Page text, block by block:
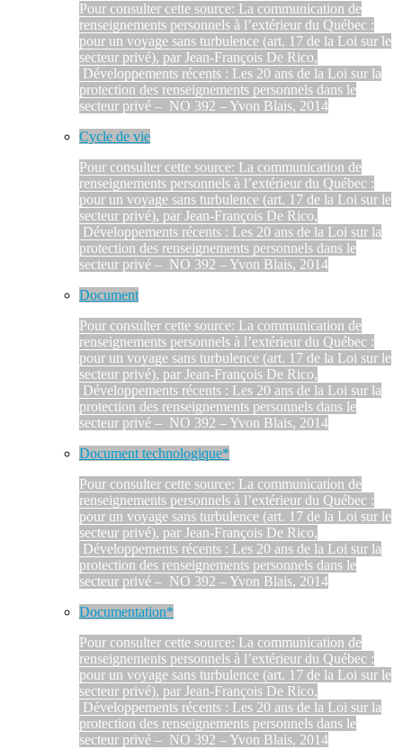
Pour consulter cette source: La communication de
renseignements personnels à l’extérieur du Québec :
pour un voyage sans turbulence (art. 17 de la Loi sur le
secteur privé), par Jean-François De Rico,
Développements récents : Les 20 ans de la Loi sur la
protection des renseignements personnels dans le
secteur privé – NO 392 – Yvon Blais, 2014
Cycle de vie
Pour consulter cette source: La communication de
renseignements personnels à l’extérieur du Québec :
pour un voyage sans turbulence (art. 17 de la Loi sur le
secteur privé), par Jean-François De Rico,
Développements récents : Les 20 ans de la Loi sur la
protection des renseignements personnels dans le
secteur privé – NO 392 – Yvon Blais, 2014
Document
Pour consulter cette source: La communication de
renseignements personnels à l’extérieur du Québec :
pour un voyage sans turbulence (art. 17 de la Loi sur le
secteur privé), par Jean-François De Rico,
Développements récents : Les 20 ans de la Loi sur la
protection des renseignements personnels dans le
secteur privé – NO 392 – Yvon Blais, 2014
Document technologique*
Pour consulter cette source: La communication de
renseignements personnels à l’extérieur du Québec :
pour un voyage sans turbulence (art. 17 de la Loi sur le
secteur privé), par Jean-François De Rico,
Développements récents : Les 20 ans de la Loi sur la
protection des renseignements personnels dans le
secteur privé – NO 392 – Yvon Blais, 2014
Documentation*
Pour consulter cette source: La communication de
renseignements personnels à l’extérieur du Québec :
pour un voyage sans turbulence (art. 17 de la Loi sur le
secteur privé), par Jean-François De Rico,
Développements récents : Les 20 ans de la Loi sur la
protection des renseignements personnels dans le
secteur privé – NO 392 – Yvon Blais, 2014